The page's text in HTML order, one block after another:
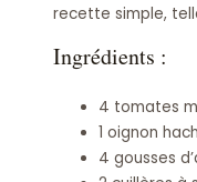
recette simple,
Ingrédients :
4 tomates
1 oignon
4 gousses